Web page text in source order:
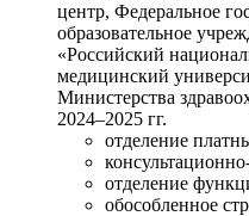
центр, Федеральное
образовательное
«Российский
медицинский
Министерства
2024–2025 гг.
отделение
отделение
обособленное